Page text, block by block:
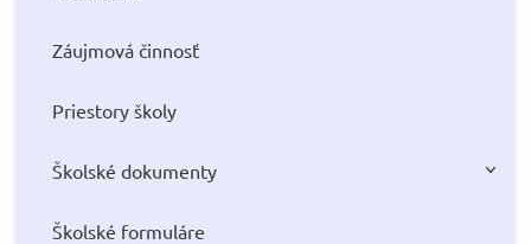
Záujmová činnosť
Priestory školy
Školské dokumenty
Školské formuláre